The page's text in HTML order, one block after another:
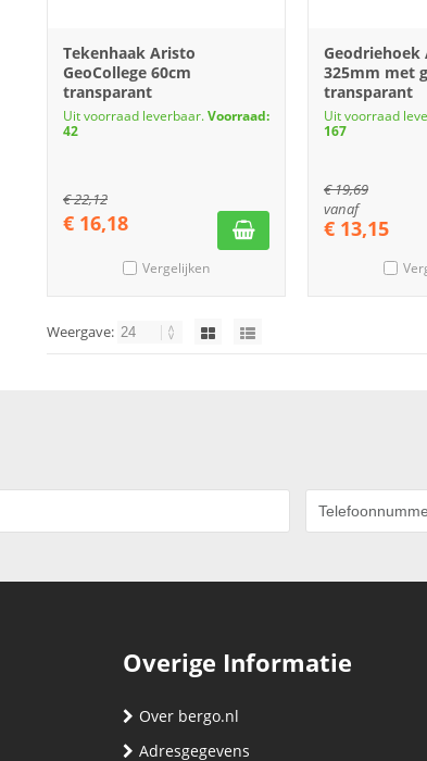
Tekenhaak Aristo
GeoCollege 60cm
transparant
Uit voorraad leverbaar.Voorraad:
42
€22,12
€ 16,18
Vergelijken
Geodriehoek
325mm met
transparant
Uit voorraad
167
€19,69
vanaf
€ 13,15
Weergave:
Overige Informatie
Over bergo.nl
Adresgegevens